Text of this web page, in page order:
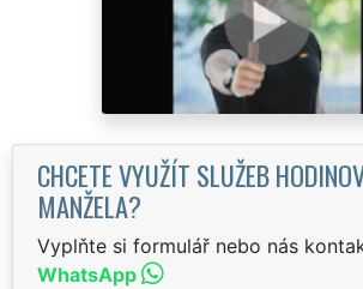
CHCETE VYUŽÍT SLUŽEB
MANŽELA?
Vyplňte si formulář nebo nás
WhatsApp